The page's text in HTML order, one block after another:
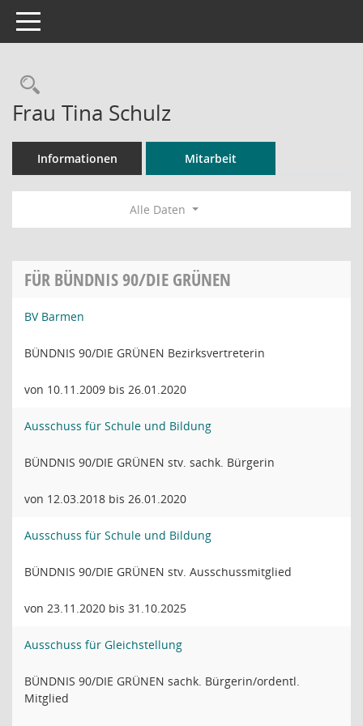
Toggle navigation
Rechercheauswahl
Frau Tina Schulz
Informationen Mitarbeit
Alle Daten
FÜR BÜNDNIS 90/DIE GRÜNEN
BV Barmen
BÜNDNIS 90/DIE GRÜNEN Bezirksvertreterin
von 10.11.2009 bis 26.01.2020
Ausschuss für Schule und Bildung
BÜNDNIS 90/DIE GRÜNEN stv. sachk. Bürgerin
von 12.03.2018 bis 26.01.2020
Ausschuss für Schule und Bildung
BÜNDNIS 90/DIE GRÜNEN stv. Ausschussmitglied
von 23.11.2020 bis 31.10.2025
Ausschuss für Gleichstellung
BÜNDNIS 90/DIE GRÜNEN sachk. Bürgerin/ordentl.
Mitglied